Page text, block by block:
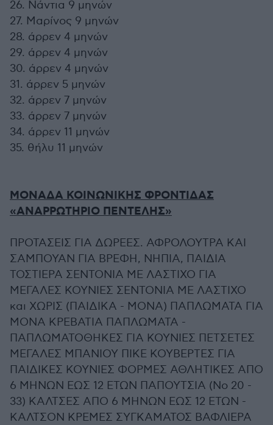
26. Νάντια 9 μηνών
27. Μαρίνος 9 μηνών
28. άρρεν 4 μηνών
29. άρρεν 4 μηνών
30. άρρεν 4 μηνών
31. άρρεν 5 μηνών
32. άρρεν 7 μηνών
33. άρρεν 7 μηνών
34. άρρεν 11 μηνών
35. θήλυ 11 μηνών
ΜΟΝΑΔΑ ΚΟΙΝΩΝΙΚΗΣ ΦΡΟΝΤΙΔΑΣ
«ΑΝΑΡΡΩΤΗΡΙΟ ΠΕΝΤΕΛΗΣ»
ΠΡΟΤΑΣΕΙΣ ΓΙΑ ΔΩΡΕΕΣ. ΑΦΡΟΛΟΥΤΡΑ ΚΑΙ
ΣΑΜΠΟΥΑΝ ΓΙΑ ΒΡΕΦΗ, ΝΗΠΙΑ, ΠΑΙΔΙΑ
ΤΟΣΤΙΕΡΑ ΣΕΝΤΟΝΙΑ ΜΕ ΛΑΣΤΙΧΟ ΓΙΑ
ΜΕΓΑΛΕΣ ΚΟΥΝΙΕΣ ΣΕΝΤΟΝΙΑ ΜΕ ΛΑΣΤΙΧΟ
και ΧΩΡΙΣ (ΠΑΙΔΙΚΑ - ΜΟΝΑ) ΠΑΠΛΩΜΑΤΑ ΓΙΑ
ΜΟΝΑ ΚΡΕΒΑΤΙΑ ΠΑΠΛΩΜΑΤΑ -
ΠΑΠΛΩΜΑΤΟΘΗΚΕΣ ΓΙΑ ΚΟΥΝΙΕΣ ΠΕΤΣΕΤΕΣ
ΜΕΓΑΛΕΣ ΜΠΑΝΙΟΥ ΠΙΚΕ ΚΟΥΒΕΡΤΕΣ ΓΙΑ
ΠΑΙΔΙΚΕΣ ΚΟΥΝΙΕΣ ΦΟΡΜΕΣ ΑΘΛΗΤΙΚΕΣ ΑΠΟ
6 ΜΗΝΩΝ ΕΩΣ 12 ΕΤΩΝ ΠΑΠΟΥΤΣΙΑ (Νο 20 -
33) ΚΑΛΤΣΕΣ ΑΠΟ 6 ΜΗΝΩΝ ΕΩΣ 12 ΕΤΩΝ -
ΚΑΛΤΣΟΝ ΚΡΕΜΕΣ ΣΥΓΚΑΜΑΤΟΣ ΒΑΦΛΙΕΡΑ